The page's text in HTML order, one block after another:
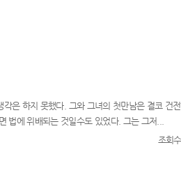
각은 하지 못했다. 그와 그녀의 첫만남은 결코 건
법에 위배되는 것일수도 있었다. 그는 그저...
조회